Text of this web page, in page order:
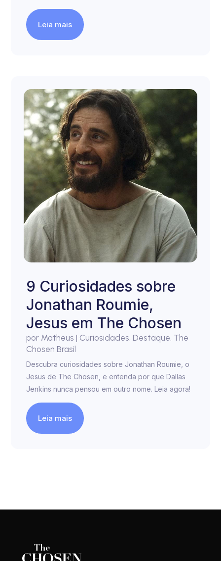
Leia mais
9 Curiosidades sobre
Jonathan Roumie,
Jesus em The Chosen
por Matheus | Curiosidades, Destaque, The
Chosen Brasil
Descubra curiosidades sobre Jonathan Roumie, o
Jesus de The Chosen, e entenda por que Dallas
Jenkins nunca pensou em outro nome. Leia agora!
Leia mais